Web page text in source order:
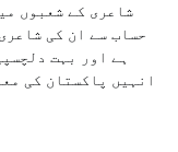
شاعری کے شعبوں
حساب سے ان کی
ہے اور بہت
انہیں پاکستان کی